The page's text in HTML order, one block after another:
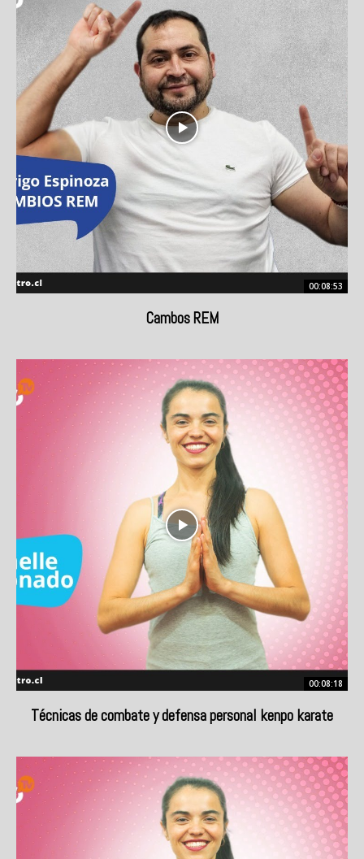
00:08:53
Cambos REM
00:08:18
Técnicas de combate y defensa personal kenpo karate